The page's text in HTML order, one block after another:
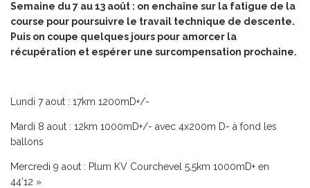
Semaine du 7 au 13 août : on enchaîne sur la fatigue de la
course pour poursuivre le travail technique de descente.
Puis on coupe quelques jours pour amorcer la
récupération et espérer une surcompensation prochaine.
Lundi 7 aout : 17km 1200mD+/-
Mardi 8 aout : 12km 1000mD+/- avec 4x200m D- à fond les
ballons
Mercredi 9 aout : Plum KV Courchevel 5,5km 1000mD+ en
44’12 »